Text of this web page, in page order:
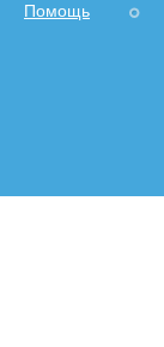
Помощь